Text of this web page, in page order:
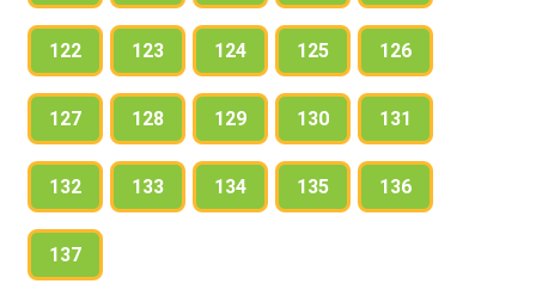
122 123 124 125 126
127 128 129 130 131
132 133 134 135 136
137